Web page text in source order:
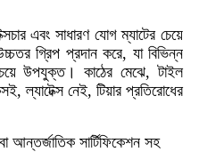
এবং সাধারণ যোগ ম্যাটের চেয়ে
গ্রিপ প্রদান করে, যা বিভিন্ন
উপযুক্ত। কাঠের মেঝে, টাইল
ল্যাটেক্স নেই, টিয়ার প্রতিরোধের
আন্তর্জাতিক সার্টিফিকেশন সহ